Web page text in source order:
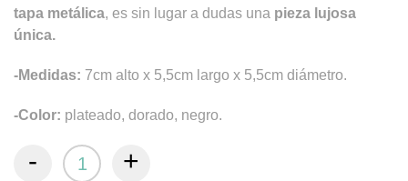
tapa metálica, es sin lugar a dudas una pieza lujosa
única.
-Medidas: 7cm alto x 5,5cm largo x 5,5cm diámetro.
-Color: plateado, dorado, negro.
- +